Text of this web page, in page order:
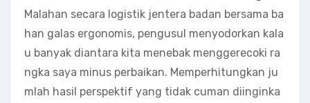
Malahan secara logistik jentera badan bersama ba
han galas ergonomis, pengusul menyodorkan kala
u banyak diantara kita menebak menggerecoki ra
ngka saya minus perbaikan. Memperhitungkan ju
mlah hasil perspektif yang tidak cuman diinginka